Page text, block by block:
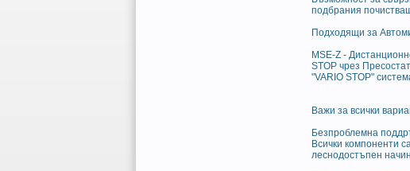
подбрания
Подходящи за
MSE-Z -
STOP чрез
"VARIO STOP"
Важи за всички
Безпроблемна
Всички компоненти
леснодостъпен